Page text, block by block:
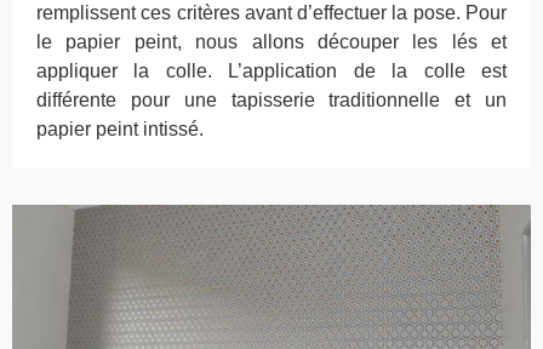
remplissent ces critères avant d’effectuer la pose. Pour
le papier peint, nous allons découper les lés et
appliquer la colle. L’application de la colle est
différente pour une tapisserie traditionnelle et un
papier peint intissé.